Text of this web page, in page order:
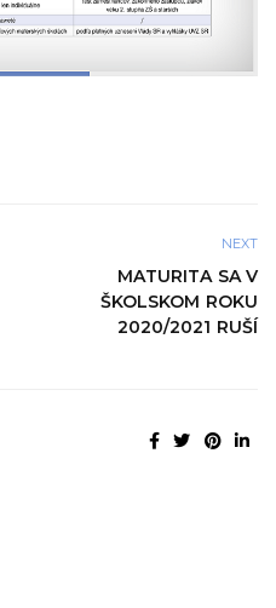
NEXT
MATURITA SA V
ŠKOLSKOM ROKU
2020/2021 RUŠÍ